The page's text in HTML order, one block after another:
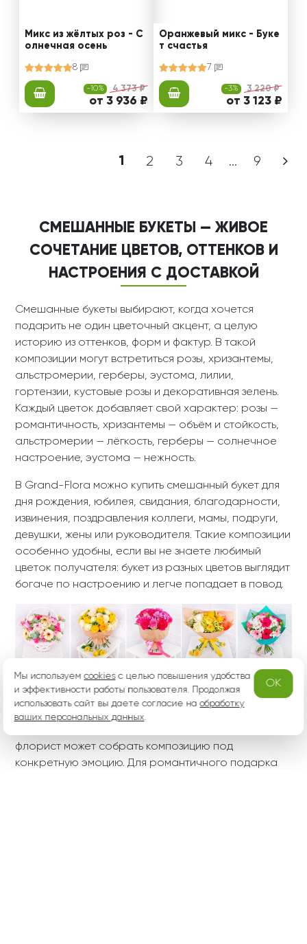
Микс из жёлтых роз - С
олнечная осень
8
-10% 4 373 ₽
от 3 936 ₽
Оранжевый микс - Буке
т счастья
7
-3% 3 220 ₽
от 3 123 ₽
Встречая рассвет - бук
-3% 3 693 ₽
от 3 582 ₽
Мечты о лете - букет из
кустовой хризантемы и
-3% 4 025 ₽
от 3 904 ₽
Малифисента - корзин
а из роз,хризантем эус
том
-3% 5 775 ₽
от 5 602 ₽
От всей души - букет из
гербер и фрезий
-3% 4 200 ₽
Белые розы с эустомам
11
5
Мы используемcookiesс целью повышения удобства
и эффективности работы пользователя. Продолжая
использовать сайт вы даете согласие наобработку
ваших персональных данных.
OK